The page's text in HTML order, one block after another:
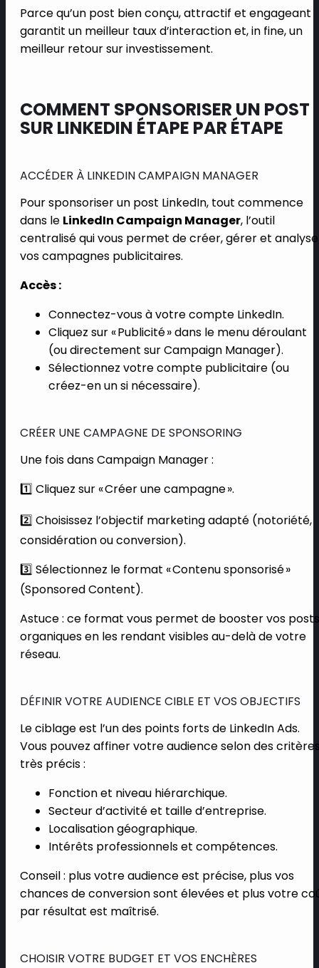
Parce qu’un post bien conçu, attractif et engageant
garantit un meilleur taux d’interaction et, in fine, un
meilleur retour sur investissement.
COMMENT SPONSORISER UN POST
SUR LINKEDIN ÉTAPE PAR ÉTAPE
ACCÉDER À LINKEDIN CAMPAIGN MANAGER
Pour sponsoriser un post LinkedIn, tout commence
dans le LinkedIn Campaign Manager, l’outil
centralisé qui vous permet de créer, gérer et
vos campagnes publicitaires.
Accès :
Connectez-vous à votre compte LinkedIn.
Cliquez sur « Publicité » dans le menu déroulant
(ou directement sur Campaign Manager).
Sélectionnez votre compte publicitaire (ou
créez-en un si nécessaire).
CRÉER UNE CAMPAGNE DE SPONSORING
Une fois dans Campaign Manager :
1️⃣ Cliquez sur « Créer une campagne ».
2️⃣ Choisissez l’objectif marketing adapté (notoriété,
considération ou conversion).
3️⃣ Sélectionnez le format « Contenu sponsorisé »
(Sponsored Content).
Astuce : ce format vous permet de booster vos posts
organiques en les rendant visibles au-delà de votre
réseau.
DÉFINIR VOTRE AUDIENCE CIBLE ET VOS OBJECTIFS
Le ciblage est l’un des points forts de LinkedIn Ads.
Vous pouvez affiner votre audience selon des
très précis :
Fonction et niveau hiérarchique.
Secteur d’activité et taille d’entreprise.
Localisation géographique.
Intérêts professionnels et compétences.
Conseil : plus votre audience est précise, plus vos
chances de conversion sont élevées et plus votre
par résultat est maîtrisé.
CHOISIR VOTRE BUDGET ET VOS ENCHÈRES